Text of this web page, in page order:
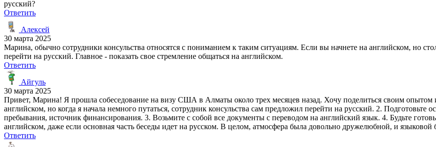
русский?
Ответить
Алексей
30 марта 2025
Марина, обычно сотрудники консульства относятся с пониманием к таким ситуациям. Если вы начнете на английском, но
перейти на русский. Главное - показать свое стремление общаться на английском.
Ответить
Айгуль
30 марта 2025
Привет, Марина! Я прошла собеседование на визу США в Алматы около трех месяцев назад. Хочу поделиться своим опытом и
английском, но когда я начала немного путаться, сотрудник консульства сам предложил перейти на русский. 2. Подготовьте
пребывания, источник финансирования. 3. Возьмите с собой все документы с переводом на английский язык. 4. Будьте
английском, даже если основная часть беседы идет на русском. В целом, атмосфера была довольно дружелюбной, и языковой
Ответить